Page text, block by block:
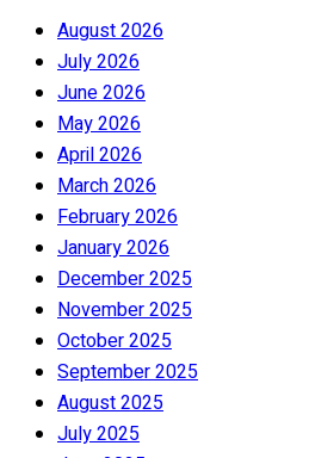
August 2026
July 2026
June 2026
May 2026
April 2026
March 2026
February 2026
January 2026
December 2025
November 2025
October 2025
September 2025
August 2025
July 2025